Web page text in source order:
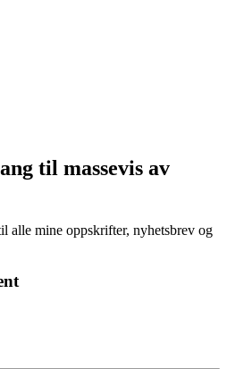
til massevis av
alle mine oppskrifter, nyhetsbrev og